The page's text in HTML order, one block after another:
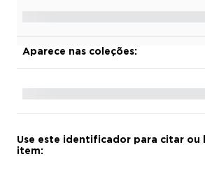
Aparece nas coleções:
Use este identificador para citar ou
item: